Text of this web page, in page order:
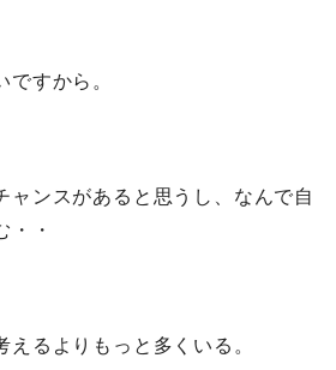
ですから。
ャンスがあると思うし、なんで自
・・
えるよりもっと多くいる。